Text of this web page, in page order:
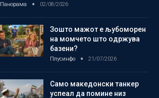
Панорама 02/08/2026
Зошто мажот е љубоморен
на момчето што одржува
базени?
Плусинфо 21/07/2026
Само македонски танкер
успеал да помине низ